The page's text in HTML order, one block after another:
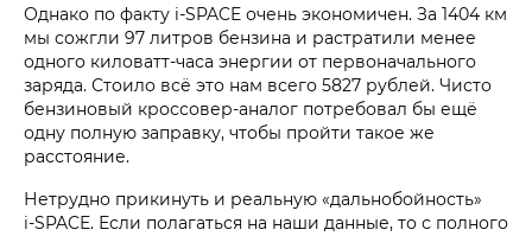
Однако по факту i‑SPACE очень экономичен. За 1404 км
мы сожгли 97 литров бензина и растратили менее
одного киловатт-часа энергии от первоначального
заряда. Стоило всё это нам всего 5827 рублей. Чисто
бензиновый кроссовер-аналог потребовал бы ещё
одну полную заправку, чтобы пройти такое же
расстояние.
Нетрудно прикинуть и реальную «дальнобойность»
i‑SPACE. Если полагаться на наши данные, то с полного